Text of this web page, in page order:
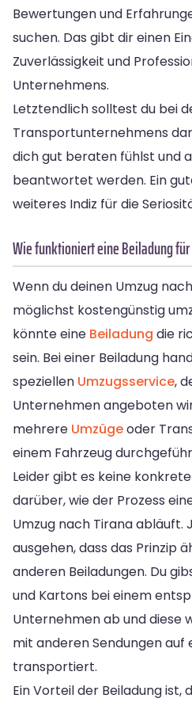
Bewertungen und
suchen. Das gibt dir einen
Zuverlässigkeit und
Unternehmens.
Letztendlich solltest du bei
Transportunternehmens
dich gut beraten fühlst und
beantwortet werden. Ein
weiteres Indiz für die
Wie funktioniert eine Beiladung
Wenn du deinen Umzug
möglichst kostengünstig
könnte eine Beiladung die
sein. Bei einer Beiladung
speziellen Umzugsservice,
Unternehmen angeboten
mehrere Umzügeoder
einem Fahrzeug
Leider gibt es keine
darüber, wie der Prozess
Umzug nach Tirana abläuft.
ausgehen, dass das Prinzip
anderen Beiladungen. Du
und Kartons bei einem
Unternehmen ab und diese
mit anderen Sendungen auf
transportiert.
Ein Vorteil der Beiladung ist,